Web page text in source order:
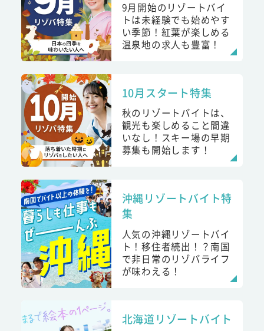
9月開始のリゾートバイ
トは未経験でも始めやす
い季節！紅葉が楽しめる
温泉地の求人も豊富！
10月スタート特集
秋のリゾートバイトは、
観光も楽しめること間違
いなし！スキー場の早期
募集も開始します！
沖縄リゾートバイト特
集
人気の沖縄リゾートバイ
ト！移住者続出！？南国
で非日常のリゾバライフ
が味わえる！
北海道リゾートバイト